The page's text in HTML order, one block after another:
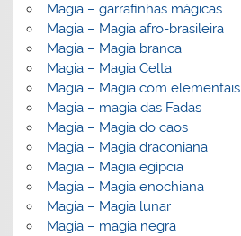
Magia – garrafinhas mágicas
Magia – Magia afro-brasileira
Magia – Magia branca
Magia – Magia Celta
Magia – Magia com elementais
Magia – magia das Fadas
Magia – Magia do caos
Magia – Magia draconiana
Magia – Magia egípcia
Magia – Magia enochiana
Magia – Magia lunar
Magia – magia negra